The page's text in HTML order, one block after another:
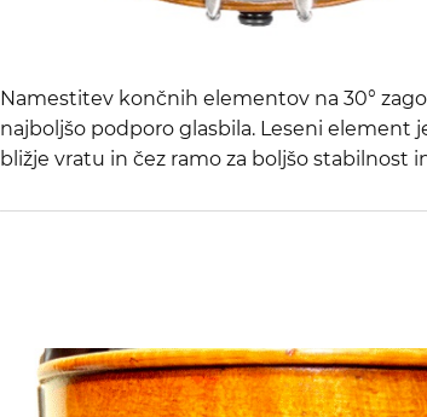
Namestitev končnih elementov na 30°
najboljšo podporo glasbila. Leseni element
bližje vratu in čez ramo za boljšo stabilnost